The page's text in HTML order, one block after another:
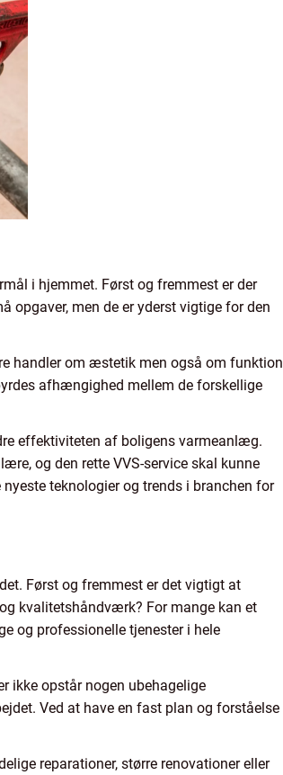
i hjemmet. Først og fremmest er der
opgaver, men de er yderst vigtige for den
handler om æstetik men også om funktion
afhængighed mellem de forskellige
effektiviteten af boligens varmeanlæg.
og den rette VVS-service skal kunne
teknologier og trends i branchen for
Først og fremmest er det vigtigt at
kvalitetshåndværk? For mange kan et
og professionelle tjenester i hele
ikke opstår nogen ubehagelige
Ved at have en fast plan og forståelse
reparationer, større renovationer eller